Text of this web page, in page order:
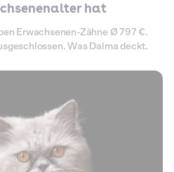
hat
Erwachsenen-Zähne Ø 797 €.
Was Dalma deckt.